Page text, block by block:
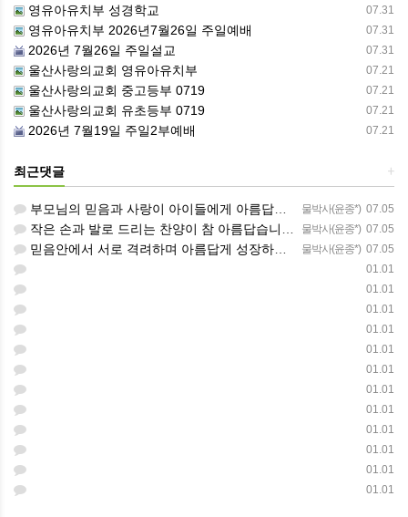
07.31
영유아유치부 성경학교
07.31
영유아유치부 2026년7월26일 주일예배
07.31
2026년 7월26일 주일설교
07.21
울산사랑의교회 영유아유치부
07.21
울산사랑의교회 중고등부 0719
07.21
울산사랑의교회 유초등부 0719
07.21
2026년 7월19일 주일2부예배
+
최근댓글
물박사(윤종*) 07.05
부모님의 믿음과 사랑이 아이들에게 아름답게 이어지길 축복합니다
물박사(윤종*) 07.05
작은 손과 발로 드리는 찬양이 참 아름답습니다 하나님의 사랑이 늘 함께하길 기도합니다
물박사(윤종*) 07.05
믿음안에서 서로 격려하며 아름답게 성장하는 중고등부가 되길 응원합니다
01.01
01.01
01.01
01.01
01.01
01.01
01.01
01.01
01.01
01.01
01.01
01.01